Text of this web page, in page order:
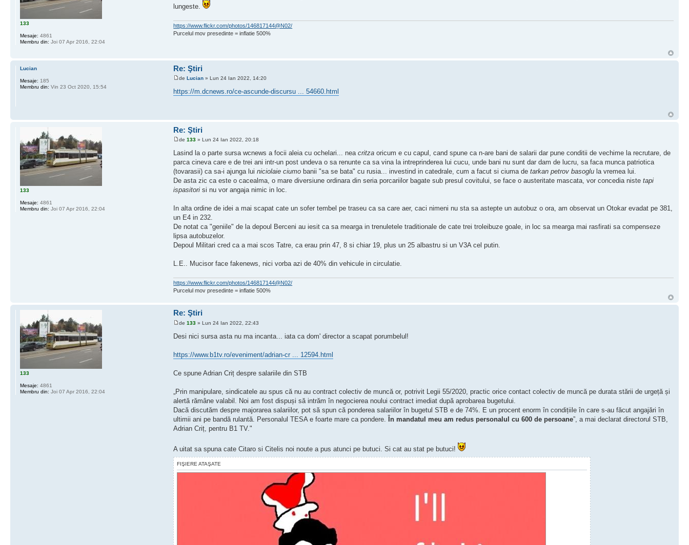
lungeste.
https://www.flickr.com/photos/146817144@N02/
Purcelul mov presedinte = inflatie 500%
133
Mesaje: 4861
Membru din: Joi 07 Apr 2016, 22:04
Re: Ştiri
deLucian » Lun 24 Ian 2022, 14:20
https://m.dcnews.ro/ce-ascunde-discursu ... 54660.html
Lucian
Mesaje: 185
Membru din: Vin 23 Oct 2020, 15:54
Re: Ştiri
de133 » Lun 24 Ian 2022, 20:18
Lasind la o parte sursa wcnews a focii aleia cu ochelari... neacritza oricum e cu capul, cand spune ca n-are bani de salarii dar pune conditii de vechime la recrutare, de
parca cineva care e de trei ani intr-un post undeva o sa renunte ca sa vina la intreprinderea lui cucu, unde bani nu sunt dar dam de lucru, sa faca munca patriotica
(tovarasii) ca sa-i ajunga luiniciolaie ciumo banii "sa se bata" cu rusia... investind in catedrale, cum a facut si ciuma detarkan petrov basoglu la vremea lui.
De asta zic ca este o cacealma, o mare diversiune ordinara din seria porcariilor bagate sub presul covitului, se face o austeritate mascata, vor concedia nistetapi
ispasitori si nu vor angaja nimic in loc.
In alta ordine de idei a mai scapat cate un sofer tembel pe traseu ca sa care aer, caci nimeni nu sta sa astepte un autobuz o ora, am observat un Otokar evadat pe 381,
un E4 in 232.
De notat ca "geniile" de la depoul Berceni au iesit ca sa mearga in trenuletele traditionale de cate trei troleibuze goale, in loc sa mearga mai rasfirati sa compenseze
lipsa autobuzelor.
Depoul Militari cred ca a mai scos Tatre, ca erau prin 47, 8 si chiar 19, plus un 25 albastru si un V3A cel putin.
L.E.. Mucisor face fakenews, nici vorba azi de 40% din vehicule in circulatie.
https://www.flickr.com/photos/146817144@N02/
Purcelul mov presedinte = inflatie 500%
133
Mesaje: 4861
Membru din: Joi 07 Apr 2016, 22:04
Re: Ştiri
de133 » Lun 24 Ian 2022, 22:43
Desi nici sursa asta nu ma incanta... iata ca dom' director a scapat porumbelul!
https://www.b1tv.ro/eveniment/adrian-cr ... 12594.html
Ce spune Adrian Criț despre salariile din STB
„Prin manipulare, sindicatele au spus că nu au contract colectiv de muncă or, potrivit Legii 55/2020, practic orice contact colectiv de muncă pe durata stării de urgeță și
alertă rămâne valabil. Noi am fost dispuși să intrăm în negocierea noului contract imediat după aprobarea bugetului.
Dacă discutăm despre majorarea salariilor, pot să spun că ponderea salariilor în bugetul STB e de 74%. E un procent enorm în condițiile în care s-au făcut angajări în
ultimii ani pe bandă rulantă. Personalul TESA e foarte mare ca pondere.În mandatul meu am redus personalul cu 600 de persoane”, a mai declarat directorul STB,
Adrian Criț, pentru B1 TV."
A uitat sa spuna cate Citaro si Citelis noi noute a pus atunci pe butuci. Si cat au stat pe butuci!
FIŞIERE ATAŞATE
133
Mesaje: 4861
Membru din: Joi 07 Apr 2016, 22:04